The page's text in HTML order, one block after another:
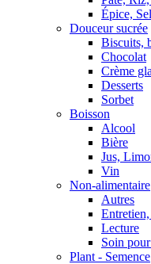
Épice, Sel
Douceur sucrée
Biscuits,
Chocolat
Crème
Desserts
Sorbet
Boisson
Alcool
Bière
Jus,
Vin
Non-alimentaire
Autres
Lecture
Soin
Plant - Semence